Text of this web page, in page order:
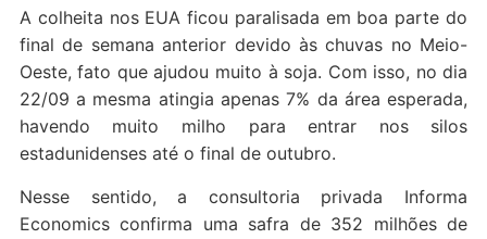
A colheita nos EUA ficou paralisada em boa parte do
final de semana anterior devido às chuvas no Meio-
Oeste, fato que ajudou muito à soja. Com isso, no dia
22/09 a mesma atingia apenas 7% da área esperada,
havendo muito milho para entrar nos silos
estadunidenses até o final de outubro.
Nesse sentido, a consultoria privada Informa
Economics confirma uma safra de 352 milhões de